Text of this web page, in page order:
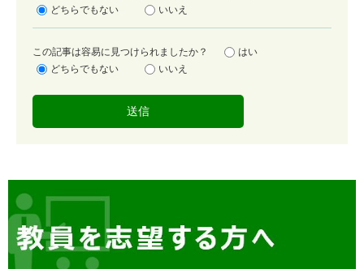
足
どちらでもない
いいえ
容
易
この記事は容易に見つけられましたか？
はい
どちらでもない
いいえ